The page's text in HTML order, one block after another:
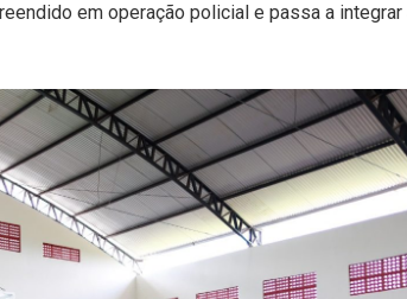
em operação policial e passa a